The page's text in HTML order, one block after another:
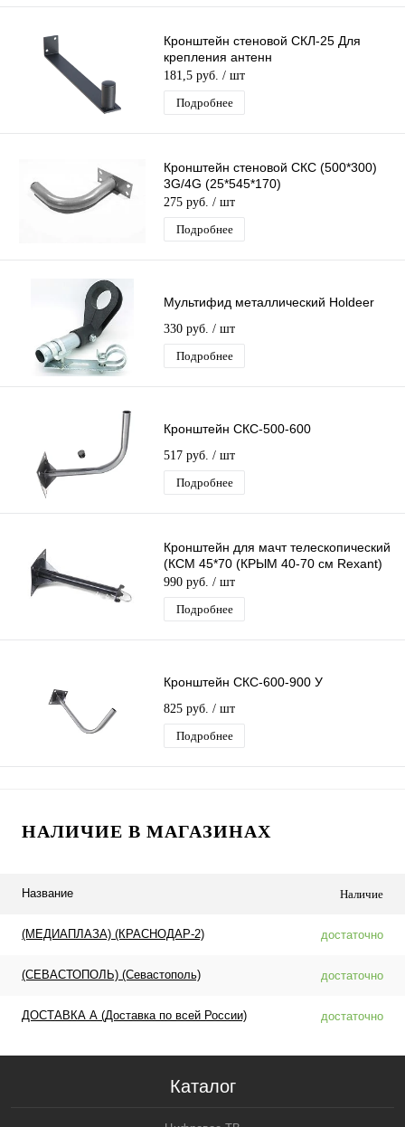
Кронштейн стеновой СКЛ-25 Для
крепления антенн
181,5 руб. / шт
Подробнее
Кронштейн стеновой СКС (500*300)
3G/4G (25*545*170)
275 руб. / шт
Подробнее
Мультифид металлический Holdeer
330 руб. / шт
Подробнее
Кронштейн СКС-500-600
517 руб. / шт
Подробнее
Кронштейн для мачт телескопический
(КСМ 45*70 (КРЫМ 40-70 см Rexant)
990 руб. / шт
Подробнее
Кронштейн СКС-600-900 У
825 руб. / шт
Подробнее
НАЛИЧИЕ В МАГАЗИНАХ
Название Наличие
(МЕДИАПЛАЗА) (КРАСНОДАР-2) достаточно
(СЕВАСТОПОЛЬ) (Севастополь) достаточно
ДОСТАВКА А (Доставка по всей России) достаточно
Каталог